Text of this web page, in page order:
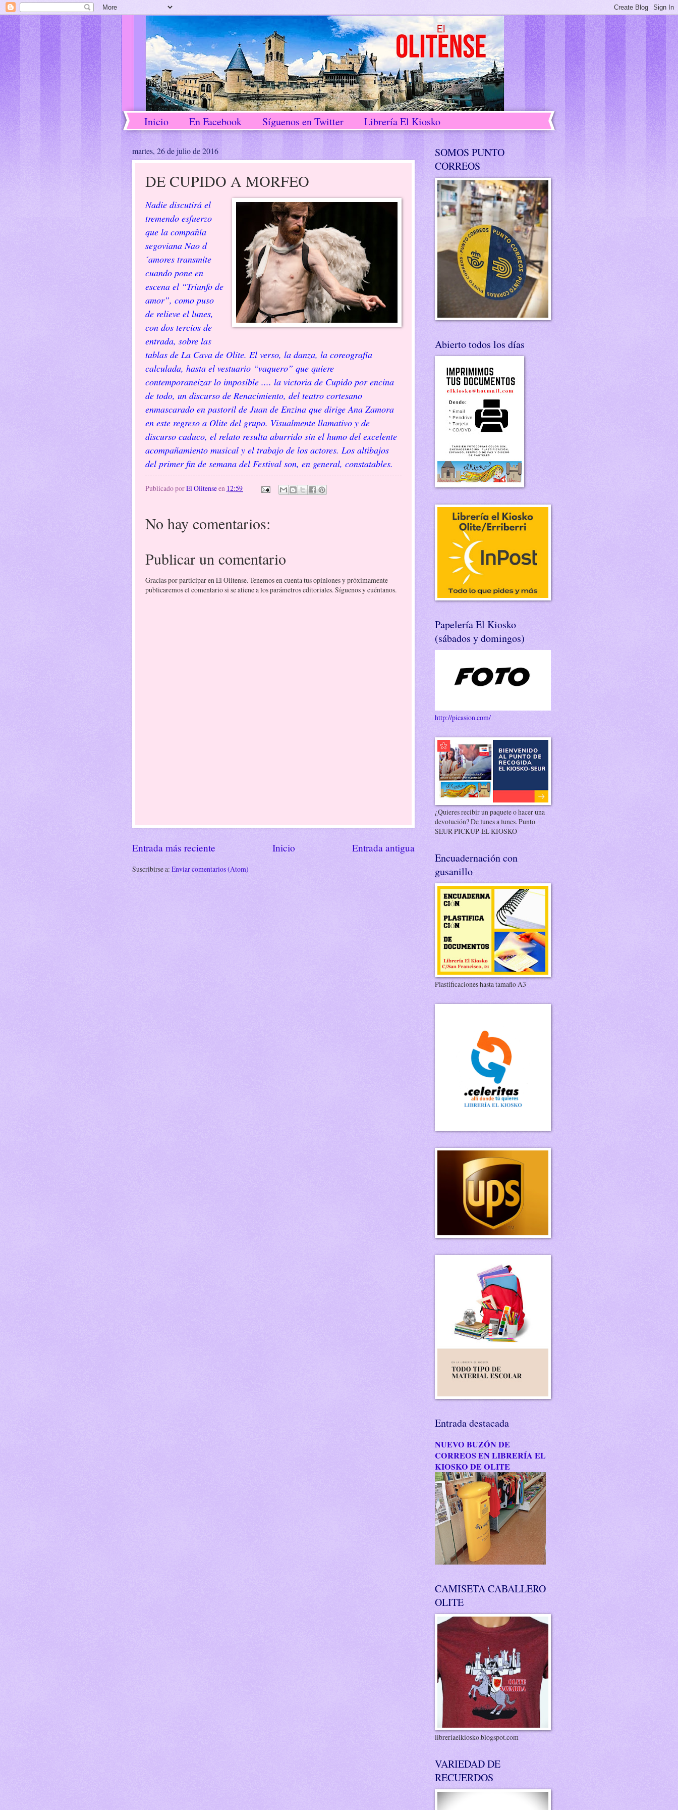
Inicio En Facebook Síguenos en Twitter Librería El Kiosko
martes, 26 de julio de 2016
DE CUPIDO A MORFEO
Nadie discutirá el
tremendo esfuerzo
que la compañía
segoviana Nao d
´amores transmite
cuando pone en
escena el “Triunfo de
amor”, como puso
de relieve el lunes,
con dos tercios de
entrada, sobre las
tablas de La Cava de Olite. El verso, la danza, la coreografía
calculada, hasta el vestuario “vaquero” que quiere
contemporaneizar lo imposible .... la victoria de Cupido por encina
de todo, un discurso de Renacimiento, del teatro cortesano
enmascarado en pastoril de Juan de Enzina que dirige Ana Zamora
en este regreso a Olite del grupo. Visualmente llamativo y de
discurso caduco, el relato resulta aburrido sin el humo del excelente
acompañamiento musical y el trabajo de los actores. Los altibajos
del primer fin de semana del Festival son, en general, constatables.
Publicado porEl Olitenseen 12:59
No hay comentarios:
Publicar un comentario
Gracias por participar en El Olitense. Tenemos en cuenta tus opiniones y próximamente
publicaremos el comentario si se atiene a los parámetros editoriales. Síguenos y cuéntanos.
Entrada más reciente Entrada antigua
Inicio
Suscribirse a: Enviar comentarios (Atom)
SOMOS PUNTO
CORREOS
Abierto todos los días
Papelería El Kiosko
(sábados y domingos)
http://picasion.com/
¿Quieres recibir un paquete o hacer una
devolución? De lunes a lunes. Punto
SEUR PICKUP-EL KIOSKO
Encuadernación con
gusanillo
Plastificaciones hasta tamaño A3
Entrada destacada
NUEVO BUZÓN DE
CORREOS EN LIBRERÍA EL
KIOSKO DE OLITE
CAMISETA CABALLERO
OLITE
libreriaelkiosko.blogspot.com
VARIEDAD DE
RECUERDOS